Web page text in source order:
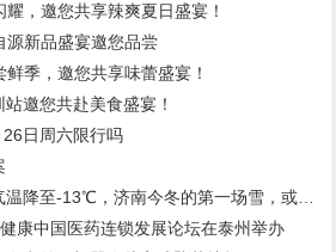
，邀您共享辣爽夏日盛宴！
源新品盛宴邀您品尝
季，邀您共享味蕾盛宴！
邀您共赴美食盛宴！
日周六限行吗
-13℃，济南今冬的第一场雪，或跟去年同一时间！
康中国医药连锁发展论坛在泰州举办